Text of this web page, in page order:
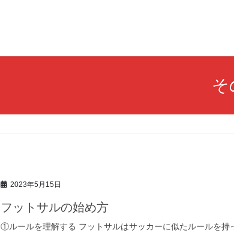
そ
2023年5月15日
フットサルの始め方
①ルールを理解する フットサルはサッカーに似たルールを持